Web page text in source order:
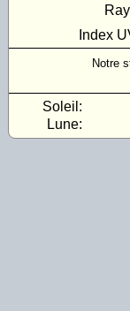
Index
Notre
Soleil:
Lune: